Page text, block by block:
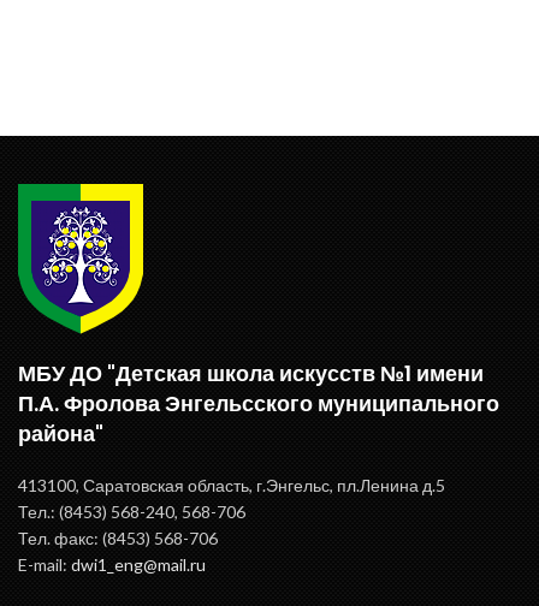
МБУ ДО "Детская школа искусств №1 имени
П.А. Фролова Энгельсского муниципального
района"
413100, Саратовская область, г.Энгельс, пл.Ленина д.5
Тел.: (8453) 568-240, 568-706
Тел. факс: (8453) 568-706
E-mail: dwi1_eng@mail.ru